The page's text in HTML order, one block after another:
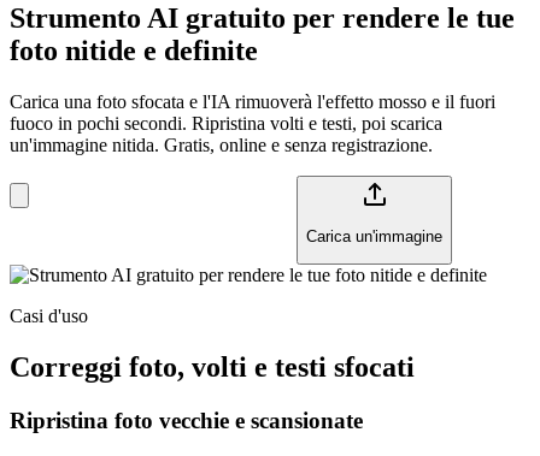
Strumento AI gratuito per rendere le tue
foto nitide e definite
Carica una foto sfocata e l'IA rimuoverà l'effetto mosso e il fuori
fuoco in pochi secondi. Ripristina volti e testi, poi scarica
un'immagine nitida. Gratis, online e senza registrazione.
Carica un'immagine
Casi d'uso
Correggi foto, volti e testi sfocati
Ripristina foto vecchie e scansionate